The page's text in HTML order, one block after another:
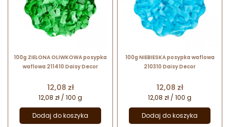
100g ZIELONA OLIWKOWA posypka
waflowa 211410 Daisy Decor
Cena
12,08 zł
12,08 zł / 100 g
Dodaj do koszyka
100g NIEBIESKA posypka waflowa
210310 Daisy Decor
Cena
12,08 zł
12,08 zł / 100 g
Dodaj do koszyka